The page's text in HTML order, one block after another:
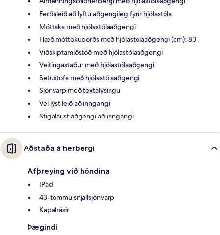
Ferðaleið að lyftu aðgengileg fyrir hjólastóla
Móttaka með hjólastólaaðgengi
Hæð móttökuborðs með hjólastólaaðgengi (cm): 80
Viðskiptamiðstöð með hjólastólaaðgengi
Veitingastaður með hjólastólaaðgengi
Setustofa með hjólastólaaðgengi
Sjónvarp með textalýsingu
Vel lýst leið að inngangi
Stigalaust aðgengi að inngangi
Aðstaða á herbergi
Afþreying við höndina
IPad
43-tommu snjallsjónvarp
Kapalrásir
Þægindi